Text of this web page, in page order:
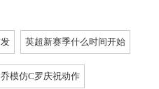
英超新赛季什么时间开始
模仿C罗庆祝动作